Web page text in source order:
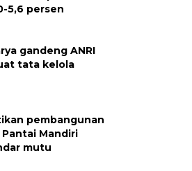
5,6 persen
gandeng ANRI
tata kelola
pembangunan
Mandiri
mutu